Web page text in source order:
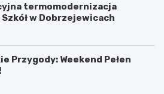
termomodernizacja
Szkół w Dobrzejewicach
Przygody: Weekend Pełen